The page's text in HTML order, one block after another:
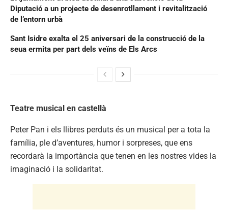
Diputació a un projecte de desenrotllament i revitalització
de l’entorn urbà
Sant Isidre exalta el 25 aniversari de la construcció de la
seua ermita per part dels veïns de Els Arcs
Teatre musical en castellà
Peter Pan i els llibres perduts és un musical per a tota la
família, ple d’aventures, humor i sorpreses, que ens
recordarà la importància que tenen en les nostres vides la
imaginació i la solidaritat.